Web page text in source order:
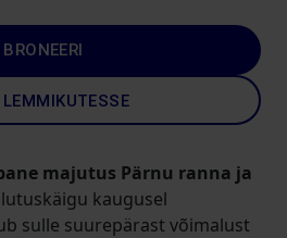
BRONEERI
majutus Pärnu ranna ja
kaugusel
sulle suurepärast võimalust